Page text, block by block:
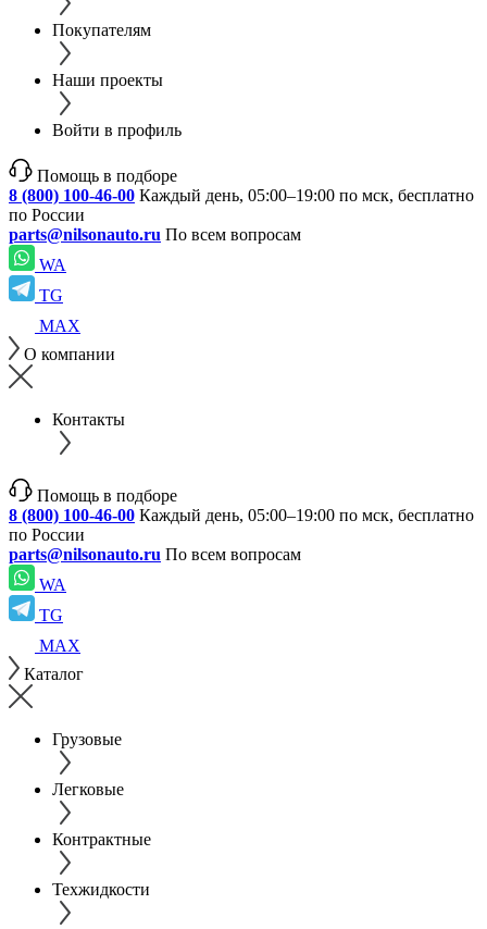
Покупателям
Наши проекты
Войти в профиль
Помощь в подборе
8 (800) 100-46-00 Каждый день, 05:00–19:00 по мск, бесплатно
по России
parts@nilsonauto.ru По всем вопросам
WA
TG
MAX
О компании
Контакты
Помощь в подборе
8 (800) 100-46-00 Каждый день, 05:00–19:00 по мск, бесплатно
по России
parts@nilsonauto.ru По всем вопросам
WA
TG
MAX
Каталог
Грузовые
Легковые
Контрактные
Техжидкости